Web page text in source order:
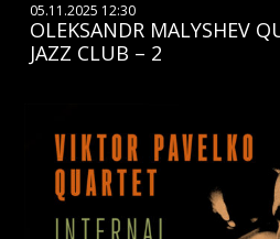
05.11.2025 12:30
OLEKSANDR MALYSHEV
JAZZ CLUB – 2